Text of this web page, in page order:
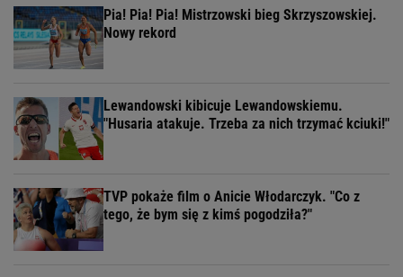
Pia! Pia! Pia! Mistrzowski bieg Skrzyszowskiej.
Nowy rekord
Lewandowski kibicuje Lewandowskiemu.
"Husaria atakuje. Trzeba za nich trzymać kciuki!"
TVP pokaże film o Anicie Włodarczyk. "Co z
tego, że bym się z kimś pogodziła?"